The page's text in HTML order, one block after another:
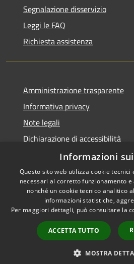
Segnalazione disservizio
Leggi le FAQ
Richiesta assistenza
Amministrazione trasparente
Informativa privacy
Note legali
Dichiarazione di accessibilità
Accessibilità
Privacy
Mappa del sito
Informazioni
Questo sito web utilizza cookie
necessari al corretto funzionamento
nonché un cookie tecnico analitico
informazioni statistiche,
Per maggiori dettagli, può consultare la
ACCETTA TUTTO
MOSTRA